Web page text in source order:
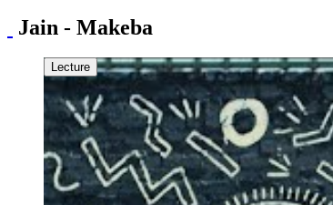
Jain - Makeba
Lecture